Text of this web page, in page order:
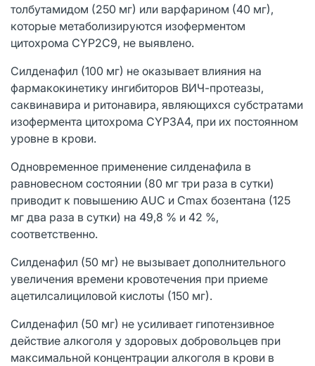
толбутамидом (250 мг) или варфарином (40 мг),
которые метаболизируются изоферментом
цитохрома CYP2C9, не выявлено.
Силденафил (100 мг) не оказывает влияния на
фармакокинетику ингибиторов ВИЧ-протеазы,
саквинавира и ритонавира, являющихся субстратами
изофермента цитохрома CYP3A4, при их постоянном
уровне в крови.
Одновременное применение силденафила в
равновесном состоянии (80 мг три раза в сутки)
приводит к повышению AUC и Cmax бозентана (125
мг два раза в сутки) на 49,8 % и 42 %,
соответственно.
Силденафил (50 мг) не вызывает дополнительного
увеличения времени кровотечения при приеме
ацетилсалициловой кислоты (150 мг).
Силденафил (50 мг) не усиливает гипотензивное
действие алкоголя у здоровых добровольцев при
максимальной концентрации алкоголя в крови в